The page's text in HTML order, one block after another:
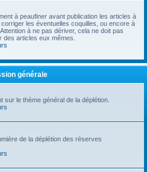
à peaufiner avant publication les articles à
les éventuelles coquilles, ou encore à
à ne pas dériver, cela ne doit pas
articles eux mêmes.
générale
le thème général de la déplétion.
de la déplétion des réserves